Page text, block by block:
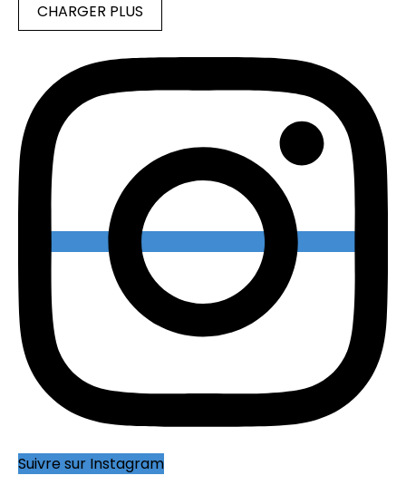
CHARGER PLUS
Suivre sur Instagram